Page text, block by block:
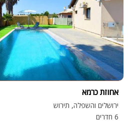
אחוזת כרמא
ירושלים והשפלה, תירוש
6 חדרים